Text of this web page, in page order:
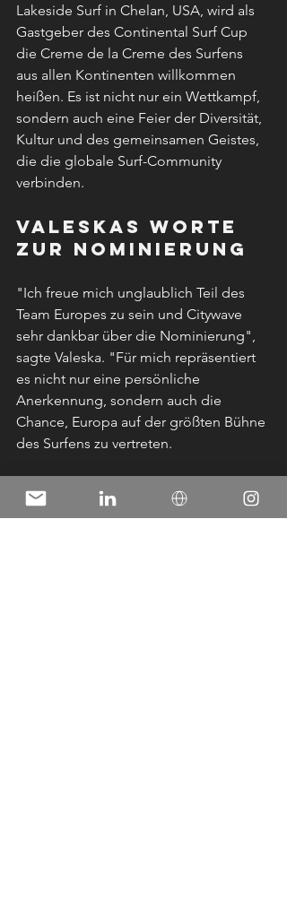
Lakeside Surf in Chelan, USA, wird als
Gastgeber des Continental Surf Cup
die Creme de la Creme des Surfens
aus allen Kontinenten willkommen
heißen. Es ist nicht nur ein Wettkampf,
sondern auch eine Feier der Diversität,
Kultur und des gemeinsamen Geistes,
die die globale Surf-Community
verbinden.
Valeskas Worte
zur Nominierung
"Ich freue mich unglaublich Teil des
Team Europes zu sein und Citywave
sehr dankbar über die Nominierung",
sagte Valeska. "Für mich repräsentiert
es nicht nur eine persönliche
Anerkennung, sondern auch die
Chance, Europa auf der größten Bühne
des Surfens zu vertreten.